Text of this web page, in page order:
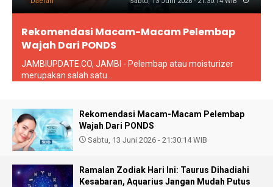
Rekomendasi Macam-Macam Pelembap
Wajah Dari PONDS
JAMBIUPDATE.CO, JAMBI - Pelembap atau moisturizer
merupakan salah satu...
Rekomendasi Macam-Macam Pelembap
Wajah Dari PONDS
Sabtu, 13 Juni 2026 - 21:30:14 WIB
Ramalan Zodiak Hari Ini: Taurus Dihadiahi
Kesabaran, Aquarius Jangan Mudah Putus